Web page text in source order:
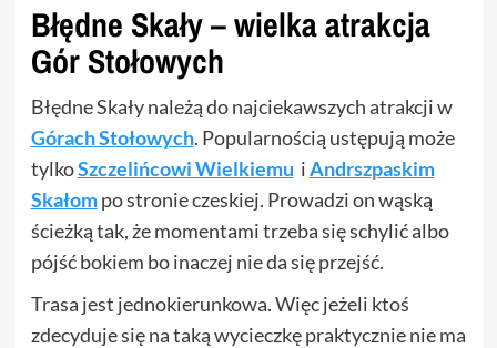
Błędne Skały – wielka atrakcja
Gór Stołowych
Błędne Skały należą do najciekawszych atrakcji w
Górach Stołowych. Popularnością ustępują może
tylkoSzczelińcowi Wielkiemu iAndrszpaskim
Skałompo stronie czeskiej. Prowadzi on wąską
ścieżką tak, że momentami trzeba się schylić albo
pójść bokiem bo inaczej nie da się przejść.
Trasa jest jednokierunkowa. Więc jeżeli ktoś
zdecyduje się na taką wycieczkę praktycznie nie ma